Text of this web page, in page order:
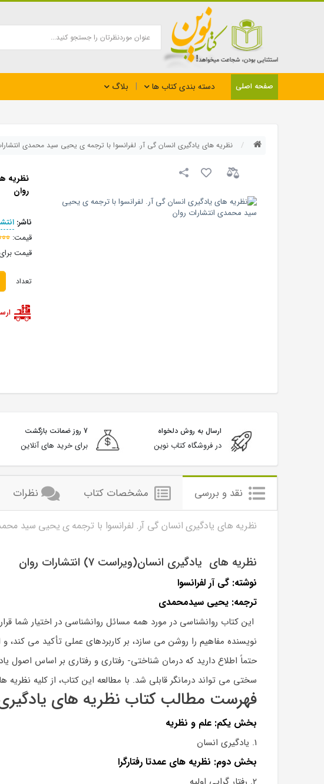
صفحه اصلی دسته بندی کتاب ها بلاگ
نظریه های یادگیری انسان گی آر. لفرانسوا با ترجمه ی یحیی سید محمدی
نظریه
روان
ناشر:
قیمت:
قیمت
تعداد
ارسال به روش دلخواه
در فروشگاه کتاب نوین
7 روز ضمانت بازگشت
برای خرید های آنلاین
نقد و بررسی مشخصات کتاب نظرات
نظریه های یادگیری انسان گی آر. لفرانسوا با ترجمه ی یحیی سید
نظریه های یادگیری انسان(ویراست 7) انتشارات روان
نوشته: گی آر لفرانسوا
ترجمه: یحیی سیدمحمدی
این کتاب روانشناسی در مورد همه مسائل روانشناسی در اختیار شما
نویسنده مفاهیم را روشن می سازد، بر کاربردهای عملی تأکید می کند،
حتماً اطلاع دارید که درمان شناختی- رفتاری و رفتاری بر اساس اصول
سختی می تواند درمانگر قابلی شد. با مطالعه این کتاب، از کلیه
فهرست مطالب کتاب نظریه های یادگیری
بخش یکم: علم و نظریه
1. یادگیری انسان
بخش دوم: نظریه های عمدتا رفتارگرا